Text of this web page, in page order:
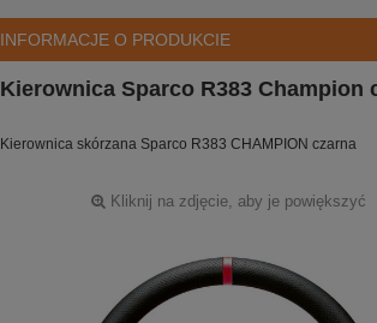
INFORMACJE O PRODUKCIE
Kierownica Sparco R383 Champion
Kierownica skórzana Sparco R383 CHAMPION czarna
Kliknij na zdjęcie, aby je powiększyć